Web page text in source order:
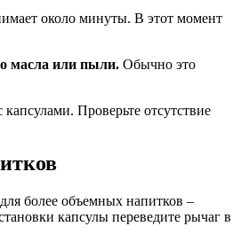
около минуты. В этот момент
масла или пыли. Обычно это
Проверьте отсутствие
более объемных напитков –
капсулы переведите рычаг в